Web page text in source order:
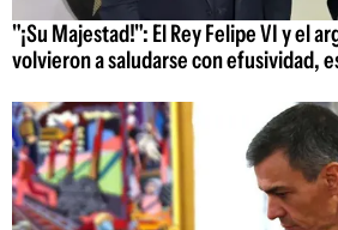
"¡Su Majestad!": El Rey Felipe VI y el
volvieron a saludarse con efusividad,